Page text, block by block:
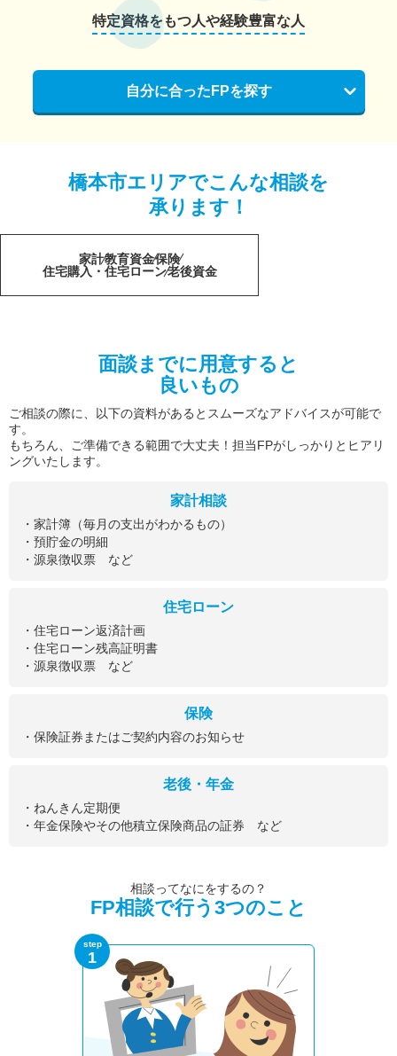
特定資格をもつ人や経験豊富な人
自分に合ったFPを探す
橋本市エリアでこんな相談を
承ります！
家計教育資金保険
住宅購入・住宅ローン老後資金
面談までに用意すると
良いもの
ご相談の際に、以下の資料があるとスムーズなアドバイスが可能で
す。
もちろん、ご準備できる範囲で大丈夫！担当FPがしっかりとヒアリ
ングいたします。
家計相談
・家計簿（毎月の支出がわかるもの）
・預貯金の明細
・源泉徴収票 など
住宅ローン
・住宅ローン返済計画
・住宅ローン残高証明書
・源泉徴収票 など
保険
・保険証券またはご契約内容のお知らせ
老後・年金
・ねんきん定期便
・年金保険やその他積立保険商品の証券 など
相談ってなにをするの？
FP相談で行う3つのこと
step
1